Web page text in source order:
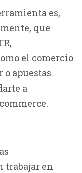
es,
que
el comercio
apuestas.
a
trabajar en